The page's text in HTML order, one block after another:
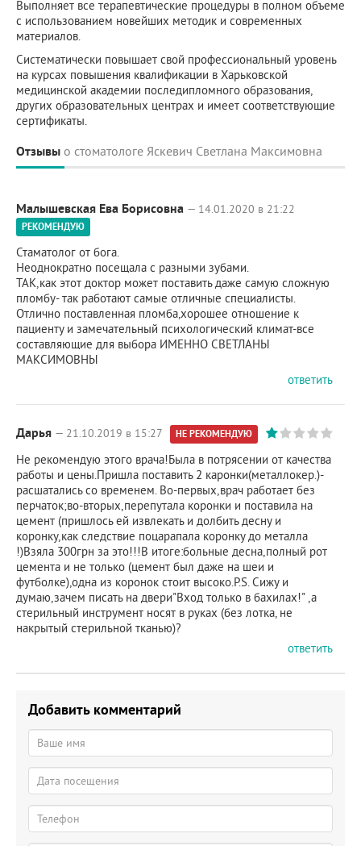
Выполняет все терапевтические процедуры в полном объеме
с использованием новейших методик и современных
материалов.
Систематически повышает свой профессиональный уровень
на курсах повышения квалификации в Харьковской
медицинской академии последипломного образования,
других образовательных центрах и имеет соответствующие
сертификаты.
Отзывы о стоматологе Яскевич Светлана Максимовна
Малышевская Ева Борисовна — 14.01.2020 в 21:22
РЕКОМЕНДУЮ
Стаматолог от бога.
Неоднократно посещала с разными зубами.
ТАК,как этот доктор может поставить даже самую сложную
пломбу- так работают самые отличные специалисты.
Отлично поставленная пломба,хорошее отношение к
пациенту и замечательный психологический климат-все
составляющие для выбора ИМЕННО СВЕТЛАНЫ
МАКСИМОВНЫ
ответить
Дарья — 21.10.2019 в 15:27 НЕ РЕКОМЕНДУЮ
Не рекомендую этого врача!Была в потрясении от качества
работы и цены.Пришла поставить 2 каронки(металлокер.)-
расшатались со временем. Во-первых,врач работает без
перчаток;во-вторых,перепутала коронки и поставила на
цемент (пришлось ей извлекать и долбить десну и
коронку,как следствие поцарапала коронку до металла
!)Взяла 300грн за это!!!В итоге:больные десна,полный рот
цемента и не только (цемент был даже на шеи и
футболке),одна из коронок стоит высоко.P.S. Сижу и
думаю,зачем писать на двери"Вход только в бахилах!" ,а
стерильный инструмент носят в руках (без лотка, не
накрытый стерильной тканью)?
ответить
Добавить комментарий